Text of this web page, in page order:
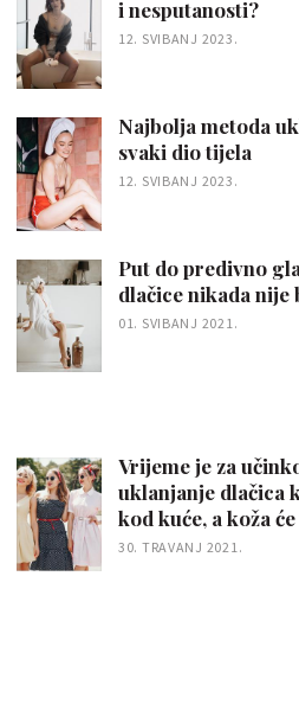
i nesputanosti?
12. SVIBANJ 2023.
Najbolja metoda
svaki dio tijela
12. SVIBANJ 2023.
Put do predivno
dlačice nikada nije
01. SVIBANJ 2021.
Vrijeme je za
uklanjanje dlačica
kod kuće, a koža
30. TRAVANJ 2021.